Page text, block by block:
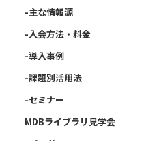
-主な情報源
-入会方法・料金
-導入事例
-課題別活用法
-セミナー
MDBライブラリ見学会